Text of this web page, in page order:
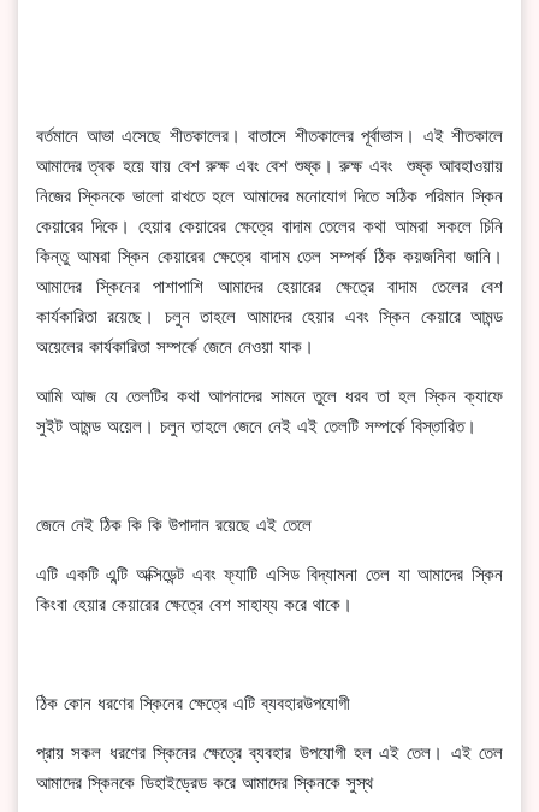
বর্তমানে আভা এসেছে শীতকালের। বাতাসে শীতকালের পূর্বাভাস। এই শীতকালে
আমাদের ত্বক হয়ে যায় বেশ রুক্ষ এবং বেশ শুষ্ক। রুক্ষ এবং শুষ্ক আবহাওয়ায়
নিজের স্কিনকে ভালো রাখতে হলে আমাদের মনোযোগ দিতে সঠিক পরিমান স্কিন
কেয়ারের দিকে। হেয়ার কেয়ারের ক্ষেত্রে বাদাম তেলের কথা আমরা সকলে চিনি
কিন্তু আমরা স্কিন কেয়ারের ক্ষেত্রে বাদাম তেল সম্পর্ক ঠিক কয়জনিবা জানি।
আমাদের স্কিনের পাশাপাশি আমাদের হেয়ারের ক্ষেত্রে বাদাম তেলের বেশ
কার্যকারিতা রয়েছে। চলুন তাহলে আমাদের হেয়ার এবং স্কিন কেয়ারে আমন্ড
অয়েলের কার্যকারিতা সম্পর্কে জেনে নেওয়া যাক।
আমি আজ যে তেলটির কথা আপনাদের সামনে তুলে ধরব তা হল স্কিন ক্যাফে
সুইট আমন্ড অয়েল। চলুন তাহলে জেনে নেই এই তেলটি সম্পর্কে বিস্তারিত।
জেনে নেই ঠিক কি কি উপাদান রয়েছে এই তেলে
এটি একটি এন্টি অক্সিডেন্ট এবং ফ্যাটি এসিড বিদ্যামনা তেল যা আমাদের স্কিন
কিংবা হেয়ার কেয়ারের ক্ষেত্রে বেশ সাহায্য করে থাকে।
ঠিক কোন ধরণের স্কিনের ক্ষেত্রে এটি ব্যবহারউপযোগী
প্রায় সকল ধরণের স্কিনের ক্ষেত্রে ব্যবহার উপযোগী হল এই তেল। এই তেল
আমাদের স্কিনকে ডিহাইড্রেড করে আমাদের স্কিনকে সুস্থ